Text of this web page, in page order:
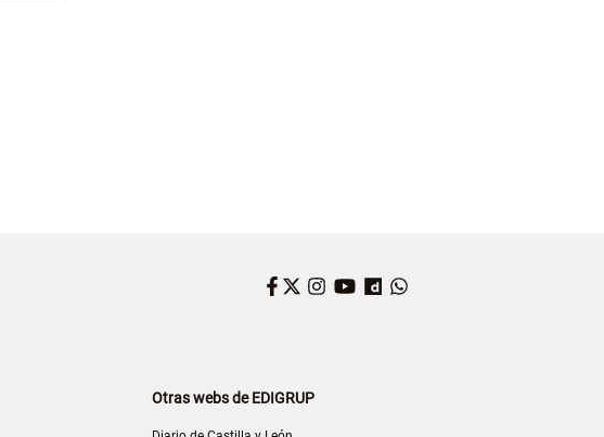
Facebook
Twitter
Instagram
YouTube
Dailymotion
Otras webs de EDIGRUP